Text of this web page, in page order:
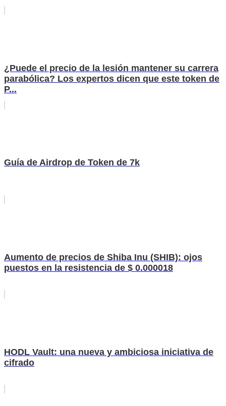
¿Puede el precio de la lesión mantener su carrera
parabólica? Los expertos dicen que este token de
P...
Guía de Airdrop de Token de 7k
Aumento de precios de Shiba Inu (SHIB): ojos
puestos en la resistencia de $ 0.000018
HODL Vault: una nueva y ambiciosa iniciativa de
cifrado